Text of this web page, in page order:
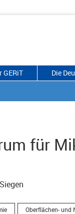
GERiT Die
für
Oberflächen- und